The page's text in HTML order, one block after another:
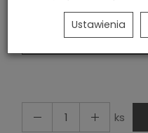
EKOLOGICKÁ KŮŽE
ks
Ustawienia